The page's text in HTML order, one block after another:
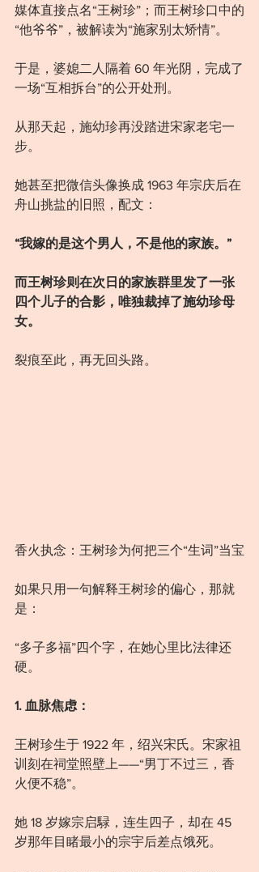
媒体直接点名“王树珍”；而王树珍口中的
“他爷爷”，被解读为“施家别太矫情”。
于是，婆媳二人隔着 60 年光阴，完成了
一场“互相拆台”的公开处刑。
从那天起，施幼珍再没踏进宋家老宅一
步。
她甚至把微信头像换成 1963 年宗庆后在
舟山挑盐的旧照，配文：
“我嫁的是这个男人，不是他的家族。”
而王树珍则在次日的家族群里发了一张
四个儿子的合影，唯独裁掉了施幼珍母
女。
裂痕至此，再无回头路。
香火执念：王树珍为何把三个“生词”当宝
如果只用一句解释王树珍的偏心，那就
是：
“多子多福”四个字，在她心里比法律还
硬。
1. 血脉焦虑：
王树珍生于 1922 年，绍兴宋氏。宋家祖
训刻在祠堂照壁上——“男丁不过三，香
火便不稳”。
她 18 岁嫁宗启騄，连生四子，却在 45
岁那年目睹最小的宗宇后差点饿死。